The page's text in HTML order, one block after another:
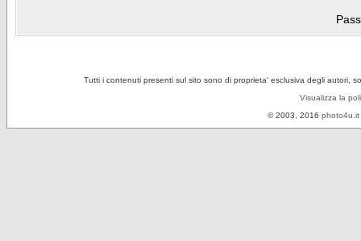
Tutti i contenuti presenti sul sito sono di proprieta' esclusiva degli autori,
Visualizza la
© 2003, 2016 photo4u.it